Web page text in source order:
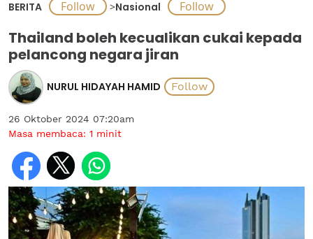
BERITA >Nasional
Thailand boleh kecualikan cukai kepada
pelancong negara jiran
NURUL HIDAYAH HAMID
26 Oktober 2024 07:20am
Masa membaca: 1 minit